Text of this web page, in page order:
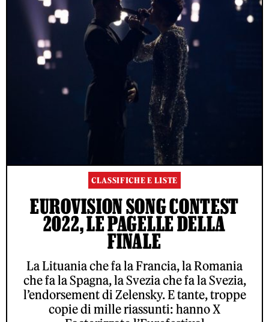
CLASSIFICHE E LISTE
EUROVISION SONG CONTEST
2022, LE PAGELLE DELLA
FINALE
La Lituania che fa la Francia, la Romania
che fa la Spagna, la Svezia che fa la Svezia,
l’endorsement di Zelensky. E tante, troppe
copie di mille riassunti: hanno X